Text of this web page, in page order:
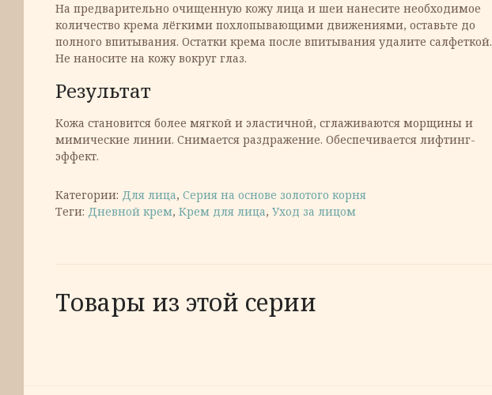
На предварительно очищенную кожу лица и шеи нанесите необходимое
количество крема лёгкими похлопывающими движениями, оставьте до
полного впитывания. Остатки крема после впитывания удалите салфеткой.
Не наносите на кожу вокруг глаз.
Результат
Кожа становится более мягкой и эластичной, сглаживаются морщины и
мимические линии. Снимается раздражение. Обеспечивается лифтинг-
эффект.
Категории: Для лица, Серия на основе золотого корня
Теги: Дневной крем, Крем для лица, Уход за лицом
Товары из этой серии